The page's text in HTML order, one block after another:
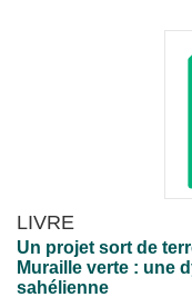
LIVRE
Un projet sort de
Muraille verte : une
sahélienne